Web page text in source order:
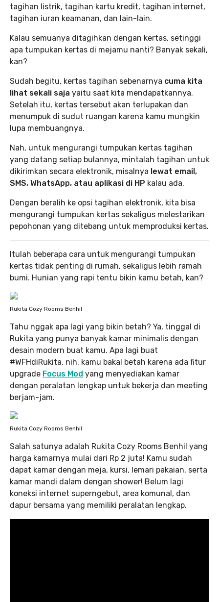
tagihan listrik, tagihan kartu kredit, tagihan internet,
tagihan iuran keamanan, dan lain-lain.
Kalau semuanya ditagihkan dengan kertas, setinggi
apa tumpukan kertas di mejamu nanti? Banyak sekali,
kan?
Sudah begitu, kertas tagihan sebenarnya cuma kita
lihat sekali saja yaitu saat kita mendapatkannya.
Setelah itu, kertas tersebut akan terlupakan dan
menumpuk di sudut ruangan karena kamu mungkin
lupa membuangnya.
Nah, untuk mengurangi tumpukan kertas tagihan
yang datang setiap bulannya, mintalah tagihan untuk
dikirimkan secara elektronik, misalnya lewat email,
SMS, WhatsApp, atau aplikasi di HP kalau ada.
Dengan beralih ke opsi tagihan elektronik, kita bisa
mengurangi tumpukan kertas sekaligus melestarikan
pepohonan yang ditebang untuk memproduksi kertas.
Itulah beberapa cara untuk mengurangi tumpukan
kertas tidak penting di rumah, sekaligus lebih ramah
bumi. Hunian yang rapi tentu bikin kamu betah, kan?
Rukita Cozy Rooms Benhil
Tahu nggak apa lagi yang bikin betah? Ya, tinggal di
Rukita yang punya banyak kamar minimalis dengan
desain modern buat kamu. Apa lagi buat
#WFHdiRukita, nih, kamu bakal betah karena ada fitur
upgrade Focus Mod yang menyediakan kamar
dengan peralatan lengkap untuk bekerja dan meeting
berjam-jam.
Rukita Cozy Rooms Benhil
Salah satunya adalah Rukita Cozy Rooms Benhil yang
harga kamarnya mulai dari Rp 2 juta! Kamu sudah
dapat kamar dengan meja, kursi, lemari pakaian, serta
kamar mandi dalam dengan shower! Belum lagi
koneksi internet superngebut, area komunal, dan
dapur bersama yang memiliki peralatan lengkap.